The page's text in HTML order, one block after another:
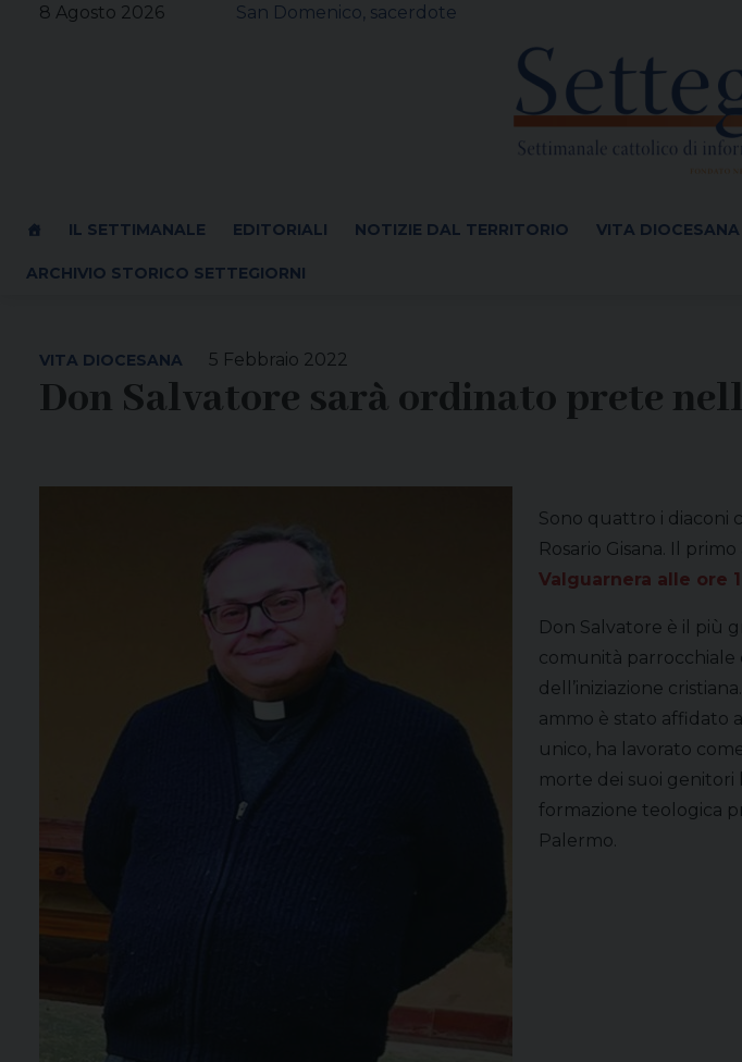
8 Agosto 2026 San Domenico, sacerdote
IL SETTIMANALE EDITORIALI NOTIZIE DAL TERRITORIO VITA DIOCESANA
ARCHIVIO STORICO SETTEGIORNI
5 Febbraio 2022
VITA DIOCESANA
Don Salvatore sarà ordinato prete
Sono quattro i diaconi
Rosario Gisana. Il
Valguarnera alle ore
Don Salvatore è il più
comunità parrocchiale
dell’iniziazione
ammo è stato affidato
unico, ha lavorato
morte dei suoi genitori
formazione teologica
Palermo.